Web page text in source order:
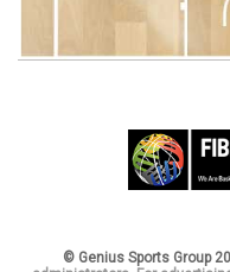
© Genius Sports Group